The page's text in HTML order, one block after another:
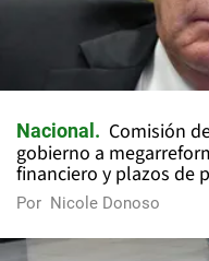
Nacional
Comisión
gobierno a
financiero y plazos de
Por Nicole Donoso